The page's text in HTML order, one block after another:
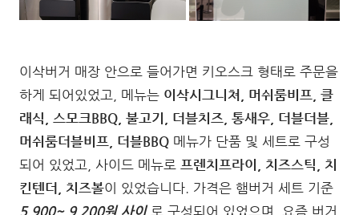
이삭버거 매장 안으로 들어가면 키오스크 형태로 주문을
하게 되어있었고, 메뉴는 이삭시그니쳐, 머쉬룸비프, 클
래식, 스모크BBQ, 불고기, 더블치즈, 통새우, 더블더블,
머쉬룸더블비프, 더블BBQ 메뉴가 단품 및 세트로 구성
되어 있었고, 사이드 메뉴로 프렌치프라이, 치즈스틱, 치
킨텐더, 치즈볼이 있었습니다. 가격은 햄버거 세트 기준
5,900~ 9,200원 사이 로 구성되어 있었으며, 요즘 버거